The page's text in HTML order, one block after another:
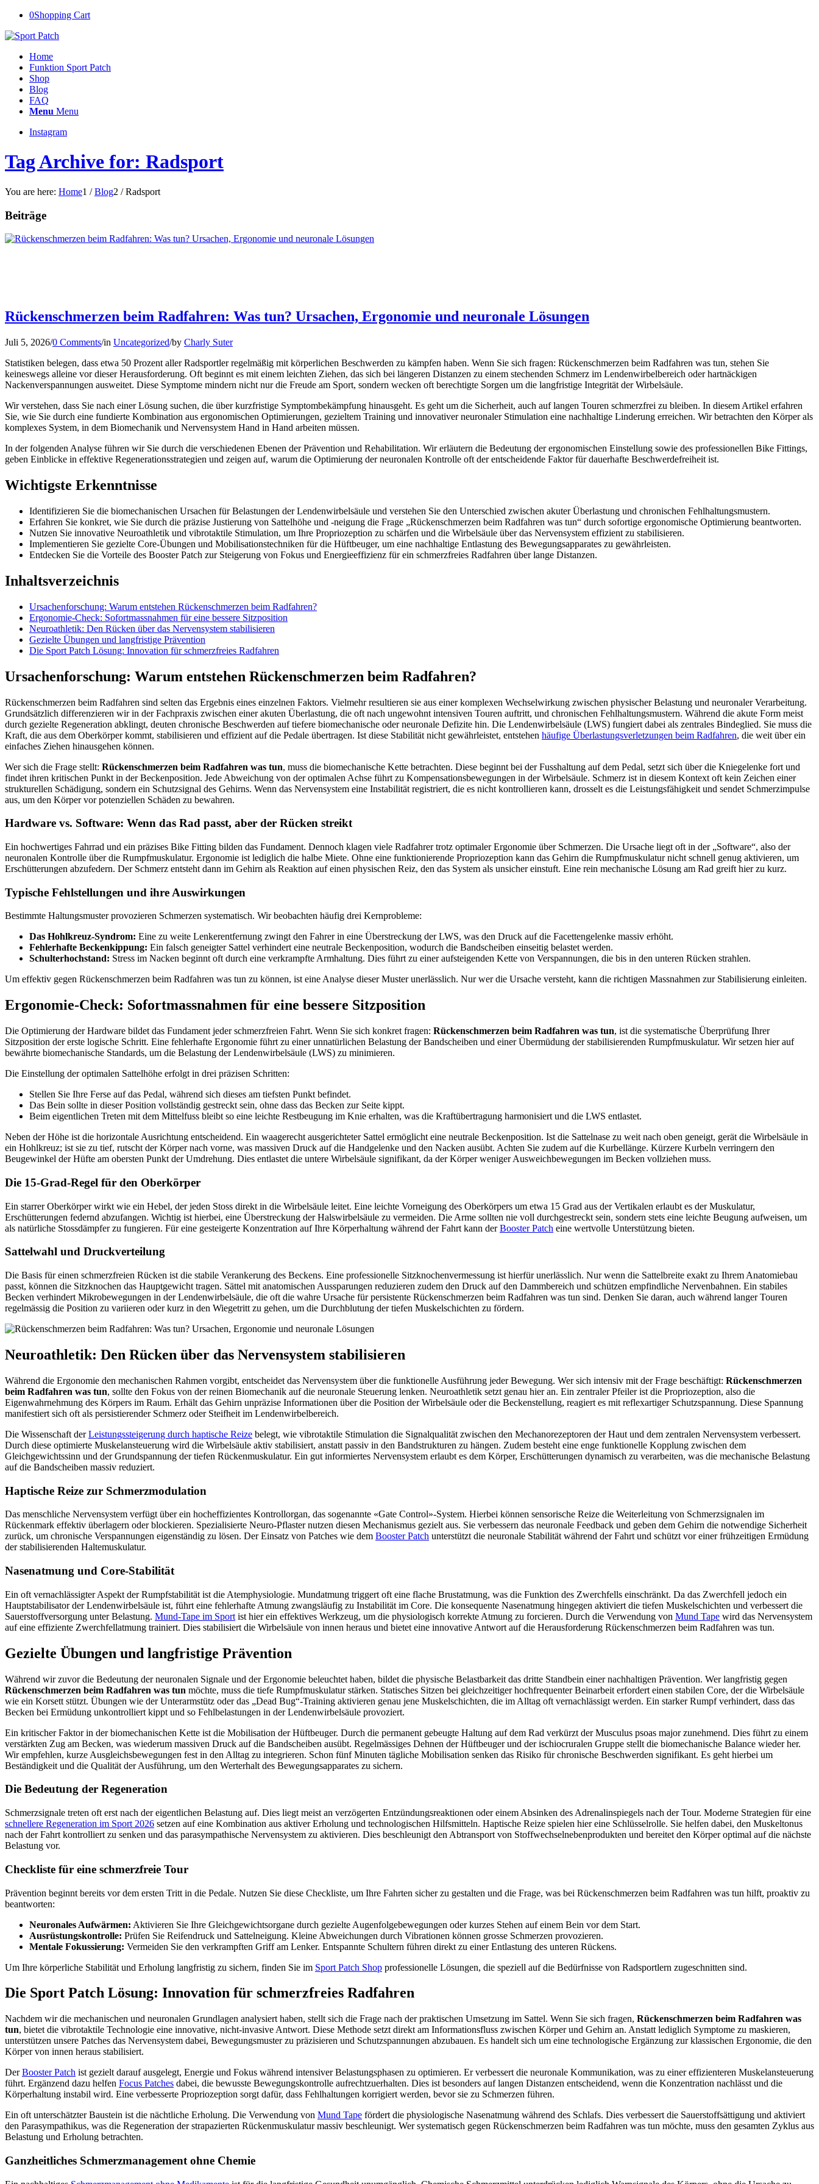
0Shopping Cart
Home
Funktion Sport Patch
Shop
Blog
FAQ
Menu Menu
Instagram
Tag Archive for: Radsport
You are here: Home1 / Blog2 / Radsport
Beiträge
Rückenschmerzen beim Radfahren: Was tun? Ursachen, Ergonomie und neuronale Lösungen
Juli 5, 2026/0 Comments/in Uncategorized/by Charly Suter
Statistiken belegen, dass etwa 50 Prozent aller Radsportler regelmäßig mit körperlichen Beschwerden zu kämpfen haben. Wenn Sie sich fragen: Rückenschmerzen beim Radfahren was tun, stehen Sie
keineswegs alleine vor dieser Herausforderung. Oft beginnt es mit einem leichten Ziehen, das sich bei längeren Distanzen zu einem stechenden Schmerz im Lendenwirbelbereich oder hartnäckigen
Nackenverspannungen ausweitet. Diese Symptome mindern nicht nur die Freude am Sport, sondern wecken oft berechtigte Sorgen um die langfristige Integrität der Wirbelsäule.
Wir verstehen, dass Sie nach einer Lösung suchen, die über kurzfristige Symptombekämpfung hinausgeht. Es geht um die Sicherheit, auch auf langen Touren schmerzfrei zu bleiben. In diesem Artikel erfahren
Sie, wie Sie durch eine fundierte Kombination aus ergonomischen Optimierungen, gezieltem Training und innovativer neuronaler Stimulation eine nachhaltige Linderung erreichen. Wir betrachten den Körper als
komplexes System, in dem Biomechanik und Nervensystem Hand in Hand arbeiten müssen.
In der folgenden Analyse führen wir Sie durch die verschiedenen Ebenen der Prävention und Rehabilitation. Wir erläutern die Bedeutung der ergonomischen Einstellung sowie des professionellen Bike Fittings,
geben Einblicke in effektive Regenerationsstrategien und zeigen auf, warum die Optimierung der neuronalen Kontrolle oft der entscheidende Faktor für dauerhafte Beschwerdefreiheit ist.
Wichtigste Erkenntnisse
Identifizieren Sie die biomechanischen Ursachen für Belastungen der Lendenwirbelsäule und verstehen Sie den Unterschied zwischen akuter Überlastung und chronischen Fehlhaltungsmustern.
Erfahren Sie konkret, wie Sie durch die präzise Justierung von Sattelhöhe und -neigung die Frage „Rückenschmerzen beim Radfahren was tun“ durch sofortige ergonomische Optimierung beantworten.
Nutzen Sie innovative Neuroathletik und vibrotaktile Stimulation, um Ihre Propriozeption zu schärfen und die Wirbelsäule über das Nervensystem effizient zu stabilisieren.
Implementieren Sie gezielte Core-Übungen und Mobilisationstechniken für die Hüftbeuger, um eine nachhaltige Entlastung des Bewegungsapparates zu gewährleisten.
Entdecken Sie die Vorteile des Booster Patch zur Steigerung von Fokus und Energieeffizienz für ein schmerzfreies Radfahren über lange Distanzen.
Inhaltsverzeichnis
Ursachenforschung: Warum entstehen Rückenschmerzen beim Radfahren?
Ergonomie-Check: Sofortmassnahmen für eine bessere Sitzposition
Neuroathletik: Den Rücken über das Nervensystem stabilisieren
Gezielte Übungen und langfristige Prävention
Die Sport Patch Lösung: Innovation für schmerzfreies Radfahren
Ursachenforschung: Warum entstehen Rückenschmerzen beim Radfahren?
Rückenschmerzen beim Radfahren sind selten das Ergebnis eines einzelnen Faktors. Vielmehr resultieren sie aus einer komplexen Wechselwirkung zwischen physischer Belastung und neuronaler Verarbeitung.
Grundsätzlich differenzieren wir in der Fachpraxis zwischen einer akuten Überlastung, die oft nach ungewohnt intensiven Touren auftritt, und chronischen Fehlhaltungsmustern. Während die akute Form meist
durch gezielte Regeneration abklingt, deuten chronische Beschwerden auf tiefere biomechanische oder neuronale Defizite hin. Die Lendenwirbelsäule (LWS) fungiert dabei als zentrales Bindeglied. Sie muss die
Kraft, die aus dem Oberkörper kommt, stabilisieren und effizient auf die Pedale übertragen. Ist diese Stabilität nicht gewährleistet, entstehen häufige Überlastungsverletzungen beim Radfahren, die weit über ein
einfaches Ziehen hinausgehen können.
Wer sich die Frage stellt: Rückenschmerzen beim Radfahren was tun, muss die biomechanische Kette betrachten. Diese beginnt bei der Fusshaltung auf dem Pedal, setzt sich über die Kniegelenke fort und
findet ihren kritischen Punkt in der Beckenposition. Jede Abweichung von der optimalen Achse führt zu Kompensationsbewegungen in der Wirbelsäule. Schmerz ist in diesem Kontext oft kein Zeichen einer
strukturellen Schädigung, sondern ein Schutzsignal des Gehirns. Wenn das Nervensystem eine Instabilität registriert, die es nicht kontrollieren kann, drosselt es die Leistungsfähigkeit und sendet Schmerzimpulse
aus, um den Körper vor potenziellen Schäden zu bewahren.
Hardware vs. Software: Wenn das Rad passt, aber der Rücken streikt
Ein hochwertiges Fahrrad und ein präzises Bike Fitting bilden das Fundament. Dennoch klagen viele Radfahrer trotz optimaler Ergonomie über Schmerzen. Die Ursache liegt oft in der „Software“, also der
neuronalen Kontrolle über die Rumpfmuskulatur. Ergonomie ist lediglich die halbe Miete. Ohne eine funktionierende Propriozeption kann das Gehirn die Rumpfmuskulatur nicht schnell genug aktivieren, um
Erschütterungen abzufedern. Der Schmerz entsteht dann im Gehirn als Reaktion auf einen physischen Reiz, den das System als unsicher einstuft. Eine rein mechanische Lösung am Rad greift hier zu kurz.
Typische Fehlstellungen und ihre Auswirkungen
Bestimmte Haltungsmuster provozieren Schmerzen systematisch. Wir beobachten häufig drei Kernprobleme:
Das Hohlkreuz-Syndrom: Eine zu weite Lenkerentfernung zwingt den Fahrer in eine Überstreckung der LWS, was den Druck auf die Facettengelenke massiv erhöht.
Fehlerhafte Beckenkippung: Ein falsch geneigter Sattel verhindert eine neutrale Beckenposition, wodurch die Bandscheiben einseitig belastet werden.
Schulterhochstand: Stress im Nacken beginnt oft durch eine verkrampfte Armhaltung. Dies führt zu einer aufsteigenden Kette von Verspannungen, die bis in den unteren Rücken strahlen.
Um effektiv gegen Rückenschmerzen beim Radfahren was tun zu können, ist eine Analyse dieser Muster unerlässlich. Nur wer die Ursache versteht, kann die richtigen Massnahmen zur Stabilisierung einleiten.
Ergonomie-Check: Sofortmassnahmen für eine bessere Sitzposition
Die Optimierung der Hardware bildet das Fundament jeder schmerzfreien Fahrt. Wenn Sie sich konkret fragen: Rückenschmerzen beim Radfahren was tun, ist die systematische Überprüfung Ihrer
Sitzposition der erste logische Schritt. Eine fehlerhafte Ergonomie führt zu einer unnatürlichen Belastung der Bandscheiben und einer Übermüdung der stabilisierenden Rumpfmuskulatur. Wir setzen hier auf
bewährte biomechanische Standards, um die Belastung der Lendenwirbelsäule (LWS) zu minimieren.
Die Einstellung der optimalen Sattelhöhe erfolgt in drei präzisen Schritten:
Stellen Sie Ihre Ferse auf das Pedal, während sich dieses am tiefsten Punkt befindet.
Das Bein sollte in dieser Position vollständig gestreckt sein, ohne dass das Becken zur Seite kippt.
Beim eigentlichen Treten mit dem Mittelfuss bleibt so eine leichte Restbeugung im Knie erhalten, was die Kraftübertragung harmonisiert und die LWS entlastet.
Neben der Höhe ist die horizontale Ausrichtung entscheidend. Ein waagerecht ausgerichteter Sattel ermöglicht eine neutrale Beckenposition. Ist die Sattelnase zu weit nach oben geneigt, gerät die Wirbelsäule in
ein Hohlkreuz; ist sie zu tief, rutscht der Körper nach vorne, was massiven Druck auf die Handgelenke und den Nacken ausübt. Achten Sie zudem auf die Kurbellänge. Kürzere Kurbeln verringern den
Beugewinkel der Hüfte am obersten Punkt der Umdrehung. Dies entlastet die untere Wirbelsäule signifikant, da der Körper weniger Ausweichbewegungen im Becken vollziehen muss.
Die 15-Grad-Regel für den Oberkörper
Ein starrer Oberkörper wirkt wie ein Hebel, der jeden Stoss direkt in die Wirbelsäule leitet. Eine leichte Vorneigung des Oberkörpers um etwa 15 Grad aus der Vertikalen erlaubt es der Muskulatur,
Erschütterungen federnd abzufangen. Wichtig ist hierbei, eine Überstreckung der Halswirbelsäule zu vermeiden. Die Arme sollten nie voll durchgestreckt sein, sondern stets eine leichte Beugung aufweisen, um
als natürliche Stossdämpfer zu fungieren. Für eine gesteigerte Konzentration auf Ihre Körperhaltung während der Fahrt kann derBooster Patch eine wertvolle Unterstützung bieten.
Sattelwahl und Druckverteilung
Die Basis für einen schmerzfreien Rücken ist die stabile Verankerung des Beckens. Eine professionelle Sitzknochenvermessung ist hierfür unerlässlich. Nur wenn die Sattelbreite exakt zu Ihrem Anatomiebau
passt, können die Sitzknochen das Hauptgewicht tragen. Sättel mit anatomischen Aussparungen reduzieren zudem den Druck auf den Dammbereich und schützen empfindliche Nervenbahnen. Ein stabiles
Becken verhindert Mikrobewegungen in der Lendenwirbelsäule, die oft die wahre Ursache für persistente Rückenschmerzen beim Radfahren was tun sind. Denken Sie daran, auch während langer Touren
regelmässig die Position zu variieren oder kurz in den Wiegetritt zu gehen, um die Durchblutung der tiefen Muskelschichten zu fördern.
Neuroathletik: Den Rücken über das Nervensystem stabilisieren
Während die Ergonomie den mechanischen Rahmen vorgibt, entscheidet das Nervensystem über die funktionelle Ausführung jeder Bewegung. Wer sich intensiv mit der Frage beschäftigt: Rückenschmerzen
beim Radfahren was tun, sollte den Fokus von der reinen Biomechanik auf die neuronale Steuerung lenken. Neuroathletik setzt genau hier an. Ein zentraler Pfeiler ist die Propriozeption, also die
Eigenwahrnehmung des Körpers im Raum. Erhält das Gehirn unpräzise Informationen über die Position der Wirbelsäule oder die Beckenstellung, reagiert es mit reflexartiger Schutzspannung. Diese Spannung
manifestiert sich oft als persistierender Schmerz oder Steifheit im Lendenwirbelbereich.
Die Wissenschaft derLeistungssteigerung durch haptische Reize belegt, wie vibrotaktile Stimulation die Signalqualität zwischen den Mechanorezeptoren der Haut und dem zentralen Nervensystem verbessert.
Durch diese optimierte Muskelansteuerung wird die Wirbelsäule aktiv stabilisiert, anstatt passiv in den Bandstrukturen zu hängen. Zudem besteht eine enge funktionelle Kopplung zwischen dem
Gleichgewichtssinn und der Grundspannung der tiefen Rückenmuskulatur. Ein gut informiertes Nervensystem erlaubt es dem Körper, Erschütterungen dynamisch zu verarbeiten, was die mechanische Belastung
auf die Bandscheiben massiv reduziert.
Haptische Reize zur Schmerzmodulation
Das menschliche Nervensystem verfügt über ein hocheffizientes Kontrollorgan, das sogenannte «Gate Control»-System. Hierbei können sensorische Reize die Weiterleitung von Schmerzsignalen im
Rückenmark effektiv überlagern oder blockieren. Spezialisierte Neuro-Pflaster nutzen diesen Mechanismus gezielt aus. Sie verbessern das neuronale Feedback und geben dem Gehirn die notwendige Sicherheit
zurück, um chronische Verspannungen eigenständig zu lösen. Der Einsatz von Patches wie dem Booster Patch unterstützt die neuronale Stabilität während der Fahrt und schützt vor einer frühzeitigen Ermüdung
der stabilisierenden Haltemuskulatur.
Nasenatmung und Core-Stabilität
Ein oft vernachlässigter Aspekt der Rumpfstabilität ist die Atemphysiologie. Mundatmung triggert oft eine flache Brustatmung, was die Funktion des Zwerchfells einschränkt. Da das Zwerchfell jedoch ein
Hauptstabilisator der Lendenwirbelsäule ist, führt eine fehlerhafte Atmung zwangsläufig zu Instabilität im Core. Die konsequente Nasenatmung hingegen aktiviert die tiefen Muskelschichten und verbessert die
Sauerstoffversorgung unter Belastung. Mund-Tape im Sport ist hier ein effektives Werkzeug, um die physiologisch korrekte Atmung zu forcieren. Durch die Verwendung von Mund Tape wird das Nervensystem
auf eine effiziente Zwerchfellatmung trainiert. Dies stabilisiert die Wirbelsäule von innen heraus und bietet eine innovative Antwort auf die Herausforderung Rückenschmerzen beim Radfahren was tun.
Gezielte Übungen und langfristige Prävention
Während wir zuvor die Bedeutung der neuronalen Signale und der Ergonomie beleuchtet haben, bildet die physische Belastbarkeit das dritte Standbein einer nachhaltigen Prävention. Wer langfristig gegen
Rückenschmerzen beim Radfahren was tun möchte, muss die tiefe Rumpfmuskulatur stärken. Statisches Sitzen bei gleichzeitiger hochfrequenter Beinarbeit erfordert einen stabilen Core, der die Wirbelsäule
wie ein Korsett stützt. Übungen wie der Unterarmstütz oder das „Dead Bug“-Training aktivieren genau jene Muskelschichten, die im Alltag oft vernachlässigt werden. Ein starker Rumpf verhindert, dass das
Becken bei Ermüdung unkontrolliert kippt und so Fehlbelastungen in der Lendenwirbelsäule provoziert.
Ein kritischer Faktor in der biomechanischen Kette ist die Mobilisation der Hüftbeuger. Durch die permanent gebeugte Haltung auf dem Rad verkürzt der Musculus psoas major zunehmend. Dies führt zu einem
verstärkten Zug am Becken, was wiederum massiven Druck auf die Bandscheiben ausübt. Regelmässiges Dehnen der Hüftbeuger und der ischiocruralen Gruppe stellt die biomechanische Balance wieder her.
Wir empfehlen, kurze Ausgleichsbewegungen fest in den Alltag zu integrieren. Schon fünf Minuten tägliche Mobilisation senken das Risiko für chronische Beschwerden signifikant. Es geht hierbei um
Beständigkeit und die Qualität der Ausführung, um den Werterhalt des Bewegungsapparates zu sichern.
Die Bedeutung der Regeneration
Schmerzsignale treten oft erst nach der eigentlichen Belastung auf. Dies liegt meist an verzögerten Entzündungsreaktionen oder einem Absinken des Adrenalinspiegels nach der Tour. Moderne Strategien für eine
schnellere Regeneration im Sport 2026 setzen auf eine Kombination aus aktiver Erholung und technologischen Hilfsmitteln. Haptische Reize spielen hier eine Schlüsselrolle. Sie helfen dabei, den Muskeltonus
nach der Fahrt kontrolliert zu senken und das parasympathische Nervensystem zu aktivieren. Dies beschleunigt den Abtransport von Stoffwechselnebenprodukten und bereitet den Körper optimal auf die nächste
Belastung vor.
Checkliste für eine schmerzfreie Tour
Prävention beginnt bereits vor dem ersten Tritt in die Pedale. Nutzen Sie diese Checkliste, um Ihre Fahrten sicher zu gestalten und die Frage, was bei Rückenschmerzen beim Radfahren was tun hilft, proaktiv zu
beantworten:
Neuronales Aufwärmen: Aktivieren Sie Ihre Gleichgewichtsorgane durch gezielte Augenfolgebewegungen oder kurzes Stehen auf einem Bein vor dem Start.
Ausrüstungskontrolle: Prüfen Sie Reifendruck und Sattelneigung. Kleine Abweichungen durch Vibrationen können grosse Schmerzen provozieren.
Mentale Fokussierung: Vermeiden Sie den verkrampften Griff am Lenker. Entspannte Schultern führen direkt zu einer Entlastung des unteren Rückens.
Um Ihre körperliche Stabilität und Erholung langfristig zu sichern, finden Sie im Sport Patch Shop professionelle Lösungen, die speziell auf die Bedürfnisse von Radsportlern zugeschnitten sind.
Die Sport Patch Lösung: Innovation für schmerzfreies Radfahren
Nachdem wir die mechanischen und neuronalen Grundlagen analysiert haben, stellt sich die Frage nach der praktischen Umsetzung im Sattel. Wenn Sie sich fragen, Rückenschmerzen beim Radfahren was
tun, bietet die vibrotaktile Technologie eine innovative, nicht-invasive Antwort. Diese Methode setzt direkt am Informationsfluss zwischen Körper und Gehirn an. Anstatt lediglich Symptome zu maskieren,
unterstützen unsere Patches das Nervensystem dabei, Bewegungsmuster zu präzisieren und Schutzspannungen abzubauen. Es handelt sich um eine technologische Ergänzung zur klassischen Ergonomie, die den
Körper von innen heraus stabilisiert.
DerBooster Patch ist gezielt darauf ausgelegt, Energie und Fokus während intensiver Belastungsphasen zu optimieren. Er verbessert die neuronale Kommunikation, was zu einer effizienteren Muskelansteuerung
führt. Ergänzend dazu helfen Focus Patches dabei, die bewusste Bewegungskontrolle aufrechtzuerhalten. Dies ist besonders auf langen Distanzen entscheidend, wenn die Konzentration nachlässt und die
Körperhaltung instabil wird. Eine verbesserte Propriozeption sorgt dafür, dass Fehlhaltungen korrigiert werden, bevor sie zu Schmerzen führen.
Ein oft unterschätzter Baustein ist die nächtliche Erholung. Die Verwendung von Mund Tape fördert die physiologische Nasenatmung während des Schlafs. Dies verbessert die Sauerstoffsättigung und aktiviert
den Parasympathikus, was die Regeneration der strapazierten Rückenmuskulatur massiv beschleunigt. Wer systematisch gegen Rückenschmerzen beim Radfahren was tun möchte, muss den gesamten Zyklus aus
Belastung und Erholung betrachten.
Ganzheitliches Schmerzmanagement ohne Chemie